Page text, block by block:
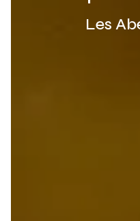
Les